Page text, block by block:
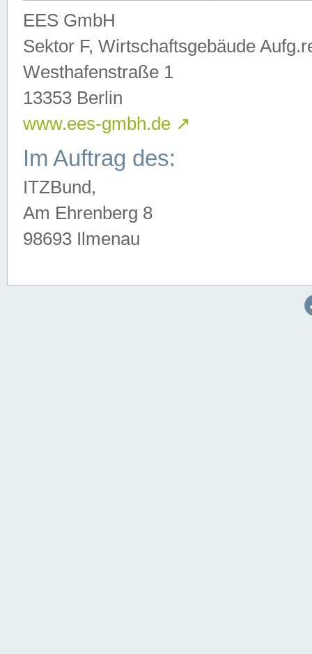
EES GmbH
Sektor F, Wirtschaftsgebäude
Westhafenstraße 1
13353 Berlin
www.ees-gmbh.de ↗
Im Auftrag des:
ITZBund,
Am Ehrenberg 8
98693 Ilmenau